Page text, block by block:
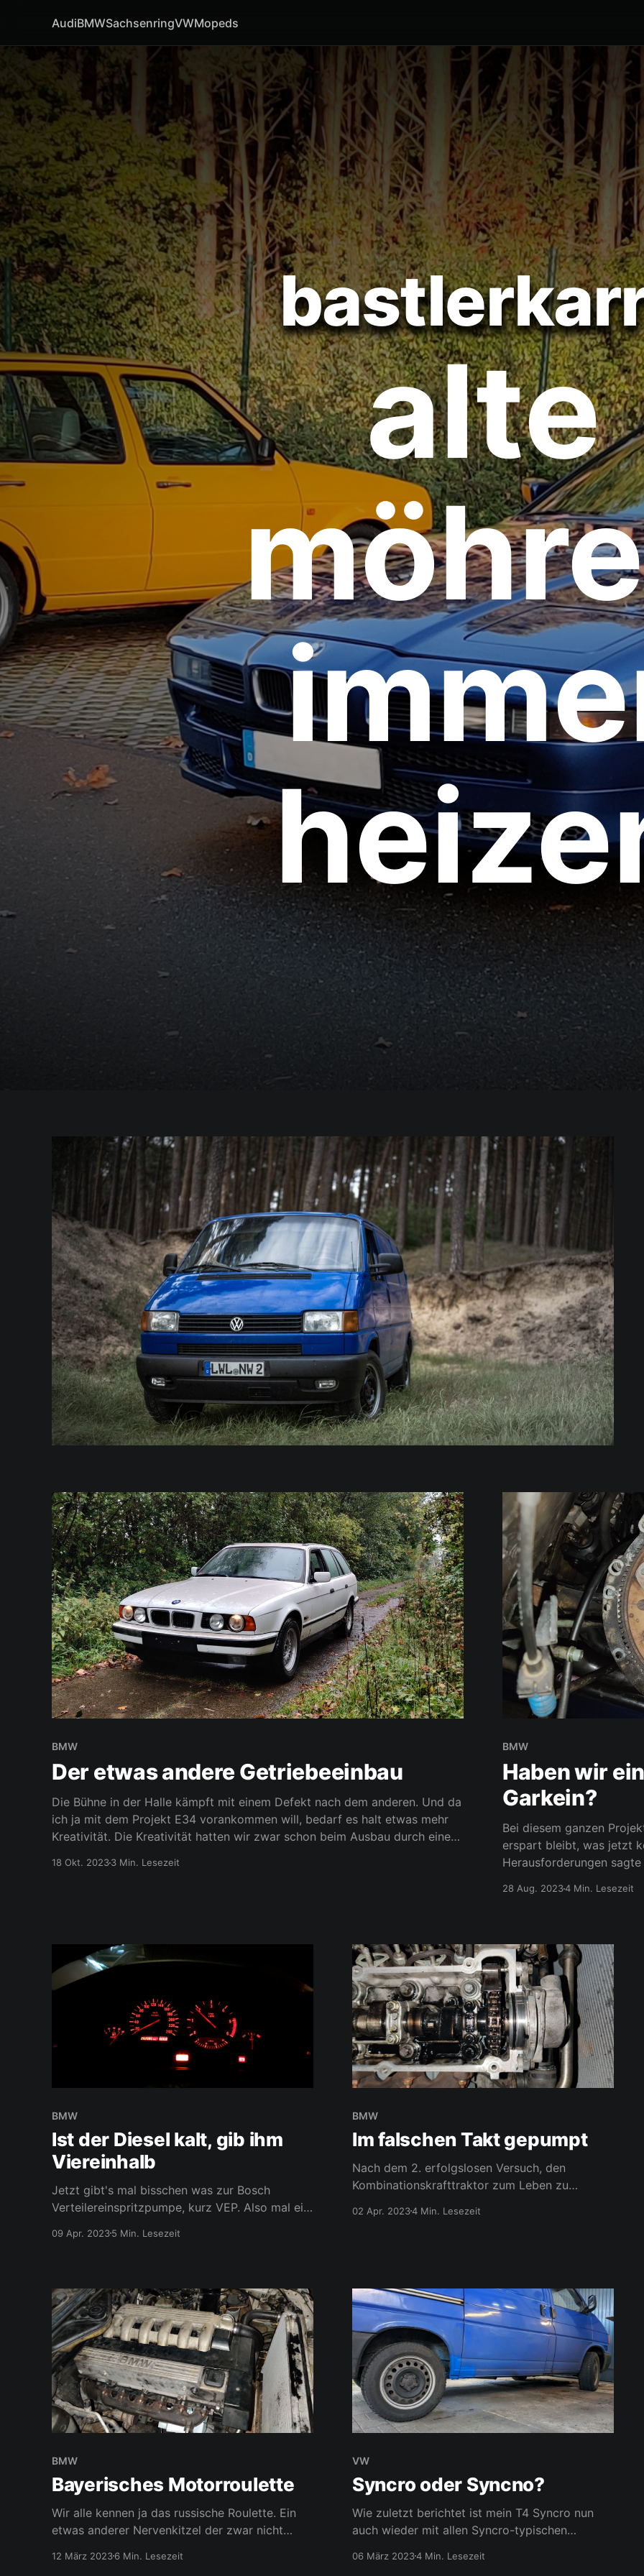
AudiBMWSachsenringVWMopeds
alte
BMW
Der etwas andere Getriebeeinbau
Die Bühne in der Halle kämpft mit einem Defekt nach dem anderen. Und da
ich ja mit dem Projekt E34 vorankommen will, bedarf es halt etwas mehr
Kreativität. Die Kreativität hatten wir zwar schon beim Ausbau durch eine
18 Okt. 20233 Min. Lesezeit
BMW
Haben wir
Garkein?
Bei diesem ganzen
erspart bleibt, was jetzt
Herausforderungen sagte
mal kurz eine Runde mit
28 Aug. 20234 Min. Lesezeit
BMW
Ist der Diesel kalt, gib ihm
Viereinhalb
Jetzt gibt's mal bisschen was zur Bosch
Verteilereinspritzpumpe, kurz VEP. Also mal ein
zu BMW. Die Fördermenge wird an den Bosch
Ausführungen. Angefangen vom vollständig
mechanischen (dort wird es Drehzahlregler
genannt)
09 Apr. 20235 Min. Lesezeit
BMW
Im falschen Takt gepumpt
Nach dem 2. erfolgslosen Versuch, den
Kombinationskrafttraktor zum Leben zu
an die Dieselförderung. Warum ist immer noch
geöffnet, georgelt, und wieder zugemacht.
Zusätzlich auch nochmal die
02 Apr. 20234 Min. Lesezeit
BMW
Bayerisches Motorroulette
Wir alle kennen ja das russische Roulette. Ein
etwas anderer Nervenkitzel der zwar nicht
auch ich setze gerade vieles auf eine Karte.
12 März 20236 Min. Lesezeit
VW
Syncro oder Syncno?
Wie zuletzt berichtet ist mein T4 Syncro nun
auch wieder mit allen Syncro-typischen
geschrieben, woran merkt man, ob der Syncro
06 März 20234 Min. Lesezeit